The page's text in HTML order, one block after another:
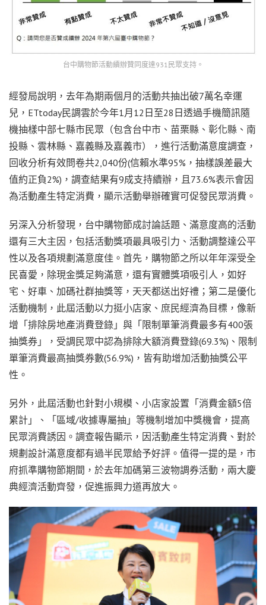
台中購物節活動續辦贊同度達931民眾支持。
經發局說明，去年為期兩個月的活動共抽出破7萬名幸運
兒，ETtoday民調雲於今年1月12日至28日透過手機簡訊隨
機抽樣中部七縣市民眾（包含台中市、苗栗縣、彰化縣、南
投縣、雲林縣、嘉義縣及嘉義市），進行活動滿意度調查，
回收分析有效問卷共2,040份(信賴水準95%，抽樣誤差最大
值約正負2%)，調查結果有9成支持續辦，且73.6%表示會因
為活動產生特定消費，顯示活動舉辦確實可促發民眾消費。
另深入分析發現，台中購物節成討論話題、滿意度高的活動
還有三大主因，包括活動獎項最具吸引力、活動調整達公平
性以及各項規劃滿意度佳。首先，購物節之所以年年深受全
民喜愛，除現金獎足夠滿意，還有實體獎項吸引人，如好
宅、好車、加碼社群抽獎等，天天都送出好禮；第二是優化
活動機制，此屆活動以力挺小店家、庶民經濟為目標，像新
增「排除房地產消費登錄」與「限制單筆消費最多有400張
抽獎券」，受調民眾中認為排除大額消費登錄(69.3%)、限制
單筆消費最高抽獎券數(56.9%)，皆有助增加活動抽獎公平
性。
另外，此屆活動也針對小規模、小店家設置「消費金額5倍
累計」、「區域/收據專屬抽」等機制增加中獎機會，提高
民眾消費誘因。調查報告顯示，因活動產生特定消費、對於
規劃設計滿意度都有過半民眾給予好評。值得一提的是，市
府抓準購物節期間，於去年加碼第三波物調券活動，兩大慶
典經濟活動齊發，促進振興力道再放大。